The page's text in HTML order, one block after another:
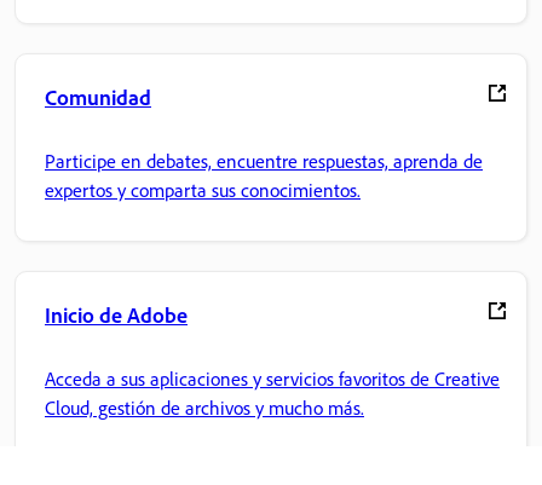
Comunidad
Participe en debates, encuentre respuestas, aprenda de
expertos y comparta sus conocimientos.
Inicio de Adobe
Acceda a sus aplicaciones y servicios favoritos de Creative
Cloud, gestión de archivos y mucho más.